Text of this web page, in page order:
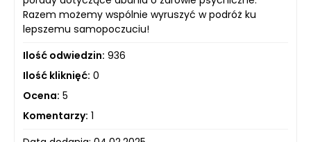
Razem możemy wspólnie wyruszyć w podróż ku
lepszemu samopoczuciu!
Ilość odwiedzin: 936
Ilość kliknięć: 0
Ocena: 5
Komentarzy: 1